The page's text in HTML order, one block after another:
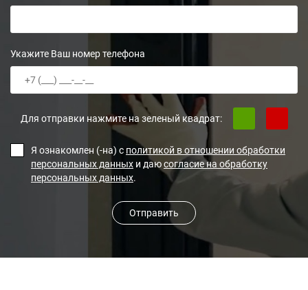
Укажите Ваш номер телефона
Для отправки нажмите на зеленый квадрат:
Я ознакомлен (-на) с политикой в отношении обработки
персональных данных и даюсогласие на обработку
персональных данных.
Отправить